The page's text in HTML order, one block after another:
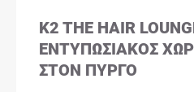
K2 THE HAIR
ΕΝΤΥΠΩΣΙΑΚΌΣ
ΣΤΟΝ ΠΎΡΓΟ